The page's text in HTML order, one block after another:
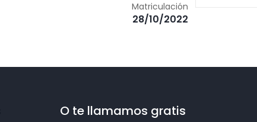
Matriculación
28/10/2022
O te llamamos gratis